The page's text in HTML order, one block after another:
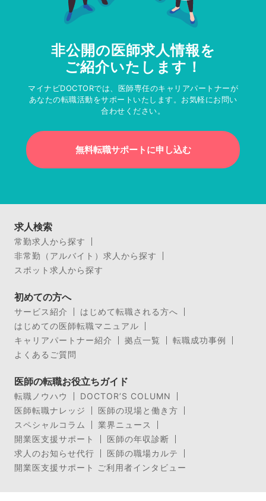
非公開の医師求人情報を
ご紹介いたします！
マイナビDOCTORでは、医師専任のキャリアパートナーが
あなたの転職活動をサポートいたします。お気軽にお問い
合わせください。
無料転職サポートに申し込む
求人検索
常勤求人から探す
非常勤（アルバイト）求人から探す
スポット求人から探す
初めての方へ
サービス紹介
はじめて転職される方へ
はじめての医師転職マニュアル
キャリアパートナー紹介
拠点一覧
転職成功事例
よくあるご質問
医師の転職お役立ちガイド
転職ノウハウ
DOCTOR’S COLUMN
医師転職ナレッジ
医師の現場と働き方
スペシャルコラム
業界ニュース
開業医支援サポート
医師の年収診断
求人のお知らせ代行
医師の職場カルテ
開業医支援サポート ご利用者インタビュー